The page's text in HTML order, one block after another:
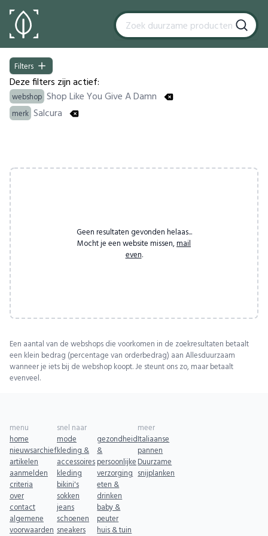
Filters
Filters
Deze filters zijn actief:
webshop Shop Like You Give A Damn
merk Salcura
Geen resultaten gevonden helaas...
Mocht je een website missen, mail
even.
Een aantal van de webshops die voorkomen in de zoekresultaten betaalt
een klein bedrag (percentage van orderbedrag) aan Allesduurzaam
wanneer je iets bij de webshop koopt. Je steunt ons zo, maar betaalt
evenveel.
menu
home
nieuwsarchief
artikelen
aanmelden
criteria
over
contact
algemene
voorwaarden
snel naar
mode
kleding &
accessoires
kleding
bikini's
sokken
jeans
schoenen
sneakers
gezondheid
&
persoonlijke
verzorging
eten &
drinken
baby &
peuter
huis & tuin
meer
Italiaanse
pannen
Duurzame
snijplanken